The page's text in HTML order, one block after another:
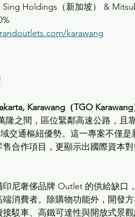
Sing Holdings（新加坡） &
karawang
Karawang（TGO Karawang
隆之間，區位緊鄰高速公路，且
交通樞紐優勢。這一專案不僅
合作項目，更顯示出國際資本
尼奢侈品牌 Outlet 的供給缺口
消費者。除購物功能外，開發
駁車、高鐵可達性與開放式景